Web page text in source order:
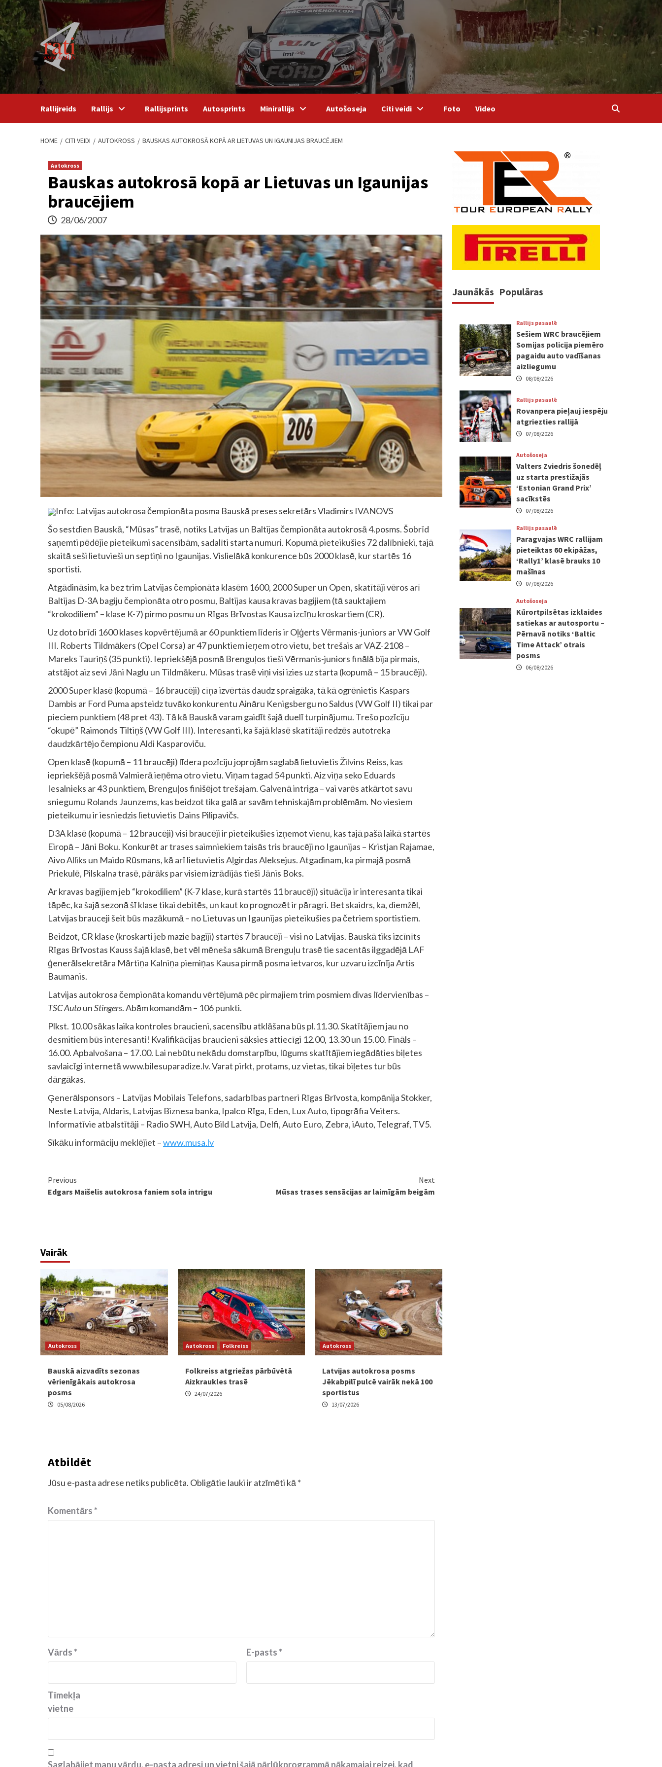
Skip
to
content
Rallijreids Rallijs Rallijsprints Autosprints Minirallijs Autošoseja Citi veidi Foto Video
HOME CITI VEIDI AUTOKROSS BAUSKAS AUTOKROSĀ KOPĀ AR LIETUVAS UN IGAUNIJAS BRAUCĒJIEM
Autokross
Bauskas autokrosā kopā ar Lietuvas un Igaunijas
braucējiem
28/06/2007
Info: Latvijas autokrosa čempionāta posma Bauskā preses sekretārs Vladimirs IVANOVS
Šo sestdien Bauskā, “Mūsas” trasē, notiks Latvijas un Baltijas čempionāta autokrosā 4.posms. Šobrīd
saņemti pēdējie pieteikumi sacensībām, sadalīti starta numuri. Kopumā pieteikušies 72 dalībnieki, tajā
skaitā seši lietuvieši un septiņi no Igaunijas. Vislielākā konkurence būs 2000 klasē, kur startēs 16
sportisti.
Atgādināsim, ka bez trim Latvijas čempionāta klasēm 1600, 2000 Super un Open, skatītāji vēros arī
Baltijas D-3A bagiju čempionāta otro posmu, Baltijas kausa kravas bagijiem (tā sauktajiem
“krokodiliem” – klase K-7) pirmo posmu un Rīgas Brīvostas Kausa izcīņu kroskartiem (CR).
Uz doto brīdi 1600 klases kopvērtējumā ar 60 punktiem līderis ir Oļģerts Vērmanis-juniors ar VW Golf
III. Roberts Tildmākers (Opel Corsa) ar 47 punktiem ieņem otro vietu, bet trešais ar VAZ-2108 –
Mareks Tauriņš (35 punkti). Iepriekšējā posmā Brenguļos tieši Vērmanis-juniors finālā bija pirmais,
atstājot aiz sevi Jāni Naglu un Tildmākeru. Mūsas trasē viņi visi izies uz starta (kopumā – 15 braucēji).
2000 Super klasē (kopumā – 16 braucēji) cīņa izvērtās daudz spraigāka, tā kā ogrēnietis Kaspars
Dambis ar Ford Puma apsteidz tuvāko konkurentu Aināru Kenigsbergu no Saldus (VW Golf II) tikai par
pieciem punktiem (48 pret 43). Tā kā Bauskā varam gaidīt šajā duelī turpinājumu. Trešo pozīciju
“okupē” Raimonds Tiltiņš (VW Golf III). Interesanti, ka šajā klasē skatītāji redzēs autotreka
daudzkārtējo čempionu Aldi Kasparoviču.
Open klasē (kopumā – 11 braucēji) līdera pozīciju joprojām saglabā lietuvietis Žilvins Reiss, kas
iepriekšējā posmā Valmierā ieņēma otro vietu. Viņam tagad 54 punkti. Aiz viņa seko Eduards
Iesalnieks ar 43 punktiem, Brenguļos finišējot trešajam. Galvenā intriga – vai varēs atkārtot savu
sniegumu Rolands Jaunzems, kas beidzot tika galā ar savām tehniskajām problēmām. No viesiem
pieteikumu ir iesniedzis lietuvietis Dains Pilipavičs.
D3A klasē (kopumā – 12 braucēji) visi braucēji ir pieteikušies izņemot vienu, kas tajā pašā laikā startēs
Eiropā – Jāni Boku. Konkurēt ar trases saimniekiem taisās tris braucēji no Igaunijas – Kristjan Rajamae,
Aivo Alliks un Maido Rūsmans, kā arī lietuvietis Aļgirdas Aleksejus. Atgadinam, ka pirmajā posmā
Priekulē, Pilskalna trasē, pārāks par visiem izrādījās tieši Jānis Boks.
Ar kravas bagijiem jeb “krokodiliem” (K-7 klase, kurā startēs 11 braucēji) situācija ir interesanta tikai
tāpēc, ka šajā sezonā šī klase tikai debitēs, un kaut ko prognozēt ir pāragri. Bet skaidrs, ka, diemžēl,
Latvijas brauceji šeit būs mazākumā – no Lietuvas un Igaunijas pieteikušies pa četriem sportistiem.
Beidzot, CR klase (kroskarti jeb mazie bagiji) startēs 7 braucēji – visi no Latvijas. Bauskā tiks izcīnīts
Rīgas Brīvostas Kauss šajā klasē, bet vēl mēneša sākumā Brenguļu trasē tie sacentās ilggadējā LAF
ģenerālsekretāra Mārtiņa Kalniņa piemiņas Kausa pirmā posma ietvaros, kur uzvaru izcīnīja Artis
Baumanis.
Latvijas autokrosa čempionāta komandu vērtējumā pēc pirmajiem trim posmiem divas līdervienības –
TSC AutounStingers. Abām komandām – 106 punkti.
Plkst. 10.00 sākas laika kontroles braucieni, sacensību atklāšana būs pl.11.30. Skatītājiem jau no
desmitiem būs interesanti! Kvalifikācijas braucieni sāksies attiecīgi 12.00, 13.30 un 15.00. Fināls –
16.00. Apbalvošana – 17.00. Lai nebūtu nekādu domstarpību, lūgums skatītājiem iegādāties biļetes
savlaicīgi internetā www.bilesuparadize.lv. Varat pirkt, protams, uz vietas, tikai biļetes tur būs
dārgākas.
Ģenerālsponsors – Latvijas Mobilais Telefons, sadarbības partneri Rīgas Brīvosta, kompānija Stokker,
Neste Latvija, Aldaris, Latvijas Biznesa banka, Ipalco Rīga, Eden, Lux Auto, tipogrāfia Veiters.
Informatīvie atbalstītāji – Radio SWH, Auto Bild Latvija, Delfi, Auto Euro, Zebra, iAuto, Telegraf, TV5.
Sīkāku informāciju meklējiet –www.musa.lv
Continue
Reading
Previous
Edgars Maišelis autokrosa faniem sola intrigu
Next
Mūsas trases sensācijas ar laimīgām beigām
Vairāk
Autokross
Bauskā aizvadīts sezonas
vērienīgākais autokrosa
posms
05/08/2026
Autokross Folkreiss
Folkreiss atgriežas pārbūvētā
Aizkraukles trasē
24/07/2026
Autokross
Latvijas autokrosa posms
Jēkabpilī pulcē vairāk nekā 100
sportistus
13/07/2026
Atbildēt
Jūsu e-pasta adrese netiks publicēta. Obligātie lauki ir atzīmēti kā *
Komentārs*
Vārds* E-pasts*
Tīmekļa
vietne
Saglabājiet manu vārdu, e-pasta adresi un vietni šajā pārlūkprogrammā nākamajai reizei, kad
Jaunākās Populāras
Rallijs pasaulē
Sešiem WRC braucējiem
Somijas policija piemēro
pagaidu auto vadīšanas
aizliegumu
08/08/2026
Rallijs pasaulē
Rovanpera pieļauj iespēju
atgriezties rallijā
07/08/2026
Autošoseja
Valters Zviedris šonedēļ
uz starta prestižajās
‘Estonian Grand Prix’
sacīkstēs
07/08/2026
Rallijs pasaulē
Paragvajas WRC rallijam
pieteiktas 60 ekipāžas,
‘Rally1’ klasē brauks 10
mašīnas
07/08/2026
Autošoseja
Kūrortpilsētas izklaides
satiekas ar autosportu –
Pērnavā notiks ‘Baltic
Time Attack’ otrais
posms
06/08/2026